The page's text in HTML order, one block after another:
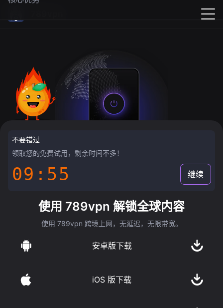
不要错过
领取您的免费试用，剩余时间不多！
09:55 继续
使用 789vpn 解锁全球内容
使用 789vpn 跨境上网，无延迟，无限带宽。
安卓版下载
iOS 版下载